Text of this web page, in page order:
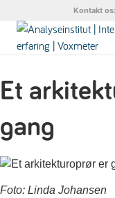
Kontakt
Et
gang
Foto: Linda Johansen